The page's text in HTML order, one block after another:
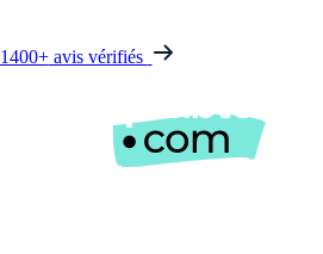
1400+avis vérifiés